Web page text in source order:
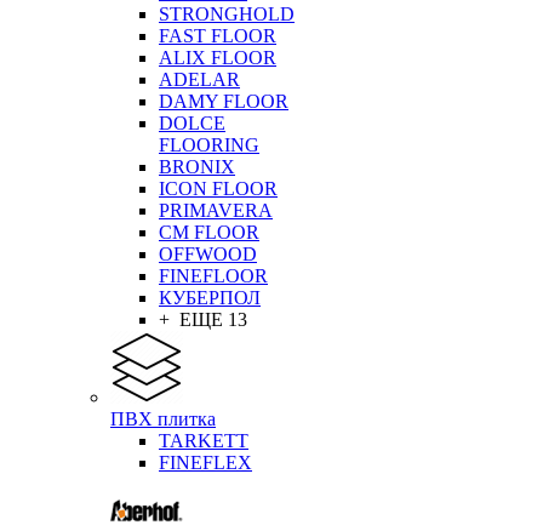
STRONGHOLD
FAST FLOOR
ALIX FLOOR
ADELAR
DAMY FLOOR
DOLCE
FLOORING
BRONIX
ICON FLOOR
PRIMAVERA
CM FLOOR
OFFWOOD
FINEFLOOR
КУБЕРПОЛ
+ ЕЩЕ 13
ПВХ плитка
TARKETT
FINEFLEX